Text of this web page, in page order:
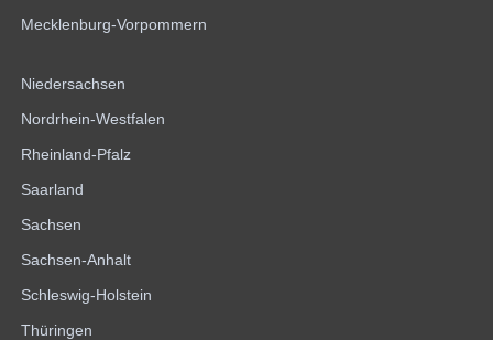
Mecklenburg-Vorpommern
Niedersachsen
Nordrhein-Westfalen
Rheinland-Pfalz
Saarland
Sachsen
Sachsen-Anhalt
Schleswig-Holstein
Thüringen